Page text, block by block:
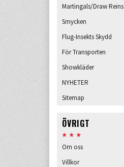
Martingals/Draw Reins
Smycken
Flug-Insekts Skydd
För Transporten
Showkläder
NYHETER
Sitemap
ÖVRIGT
Om oss
Villkor